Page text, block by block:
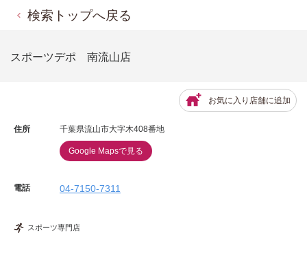
検索トップへ戻る
スポーツデポ 南流山店
お気に入り店舗に追加
住所 千葉県流山市大字木408番地
Google Mapsで見る
電話 04-7150-7311
スポーツ専門店